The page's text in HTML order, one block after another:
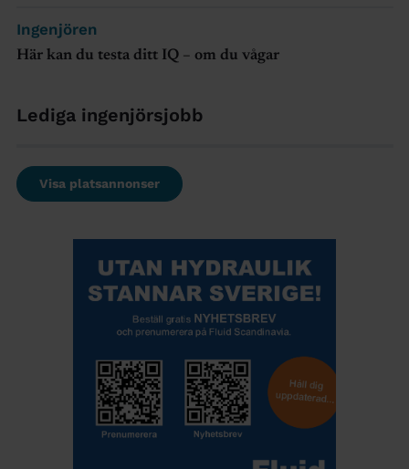
Ingenjören
Här kan du testa ditt IQ – om du vågar
Lediga ingenjörsjobb
Visa platsannonser